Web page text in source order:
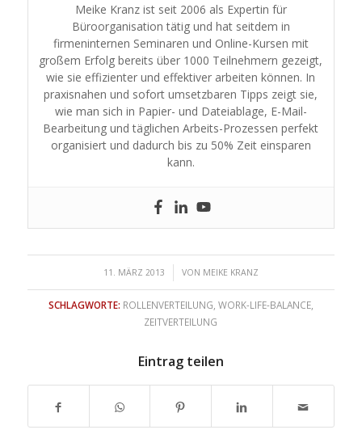
Meike Kranz ist seit 2006 als Expertin für
Büroorganisation tätig und hat seitdem in
firmeninternen Seminaren und Online-Kursen mit
großem Erfolg bereits über 1000 Teilnehmern gezeigt,
wie sie effizienter und effektiver arbeiten können. In
praxisnahen und sofort umsetzbaren Tipps zeigt sie,
wie man sich in Papier- und Dateiablage, E-Mail-
Bearbeitung und täglichen Arbeits-Prozessen perfekt
organisiert und dadurch bis zu 50% Zeit einsparen
kann.
11. MÄRZ 2013
/ VON MEIKE KRANZ
SCHLAGWORTE: ROLLENVERTEILUNG WORK-LIFE-BALANCE,
ZEITVERTEILUNG
Eintrag teilen